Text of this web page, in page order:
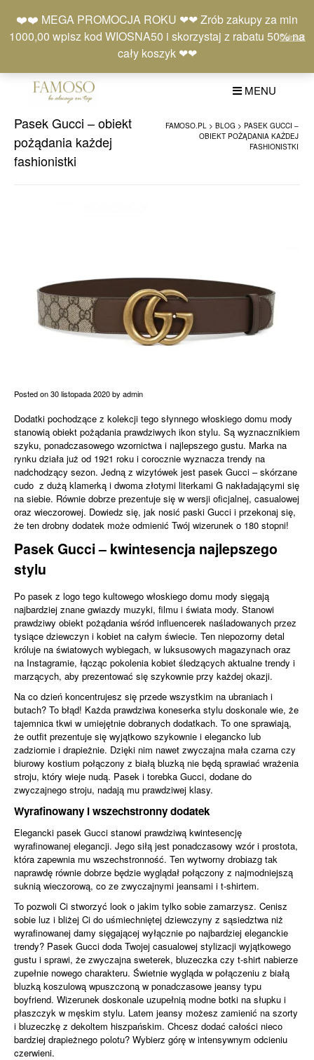
❤️❤️ MEGA PROMOCJA ROKU ❤❤ Zrób zakupy za min
1000,00 wpisz kod WIOSNA50 i skorzystaj z rabatu 50% na
cały koszyk ❤❤
Odrzuć
content
Moje
konto
Lista
życzeń
Koszyk
(0)
MENU
Pasek Gucci – obiekt
pożądania każdej
fashionistki
FAMOSO.PL > BLOG > PASEK GUCCI –
OBIEKT POŻĄDANIA KAŻDEJ
FASHIONISTKI
Posted on30 listopada 2020by admin
Dodatki pochodzące z kolekcji tego słynnego włoskiego domu mody
stanowią obiekt pożądania prawdziwych ikon stylu. Są wyznacznikiem
szyku, ponadczasowego wzornictwa i najlepszego gustu. Marka na
rynku działa już od 1921 roku i corocznie wyznacza trendy na
nadchodzący sezon. Jedną z wizytówek jest pasek Gucci – skórzane
cudo z dużą klamerką i dwoma złotymi literkami G nakładającymi się
na siebie. Równie dobrze prezentuje się w wersji oficjalnej, casualowej
oraz wieczorowej. Dowiedz się, jak nosić paski Gucci i przekonaj się,
że ten drobny dodatek może odmienić Twój wizerunek o 180 stopni!
Pasek Gucci – kwintesencja najlepszego
stylu
Po pasek z logo tego kultowego włoskiego domu mody sięgają
najbardziej znane gwiazdy muzyki, filmu i świata mody. Stanowi
prawdziwy obiekt pożądania wśród influencerek naśladowanych przez
tysiące dziewczyn i kobiet na całym świecie. Ten niepozorny detal
króluje na światowych wybiegach, w luksusowych magazynach oraz
na Instagramie, łącząc pokolenia kobiet śledzących aktualne trendy i
marzących, aby prezentować się szykownie przy każdej okazji.
Na co dzień koncentrujesz się przede wszystkim na ubraniach i
butach? To błąd! Każda prawdziwa koneserka stylu doskonale wie, że
tajemnica tkwi w umiejętnie dobranych dodatkach. To one sprawiają,
że outfit prezentuje się wyjątkowo szykownie i elegancko lub
zadziornie i drapieżnie. Dzięki nim nawet zwyczajna mała czarna czy
biurowy kostium połączony z białą bluzką nie będą sprawiać wrażenia
stroju, który wieje nudą. Pasek i torebka Gucci, dodane do
zwyczajnego stroju, nadają mu prawdziwej klasy.
Wyrafinowany i wszechstronny dodatek
Elegancki pasek Gucci stanowi prawdziwą kwintesencję
wyrafinowanej elegancji. Jego siłą jest ponadczasowy wzór i prostota,
która zapewnia mu wszechstronność. Ten wytworny drobiazg tak
naprawdę równie dobrze będzie wyglądał połączony z najmodniejszą
suknią wieczorową, co ze zwyczajnymi jeansami i t-shirtem.
To pozwoli Ci stworzyć look o jakim tylko sobie zamarzysz. Cenisz
sobie luz i bliżej Ci do uśmiechniętej dziewczyny z sąsiedztwa niż
wyrafinowanej damy sięgającej wyłącznie po najbardziej eleganckie
trendy? Pasek Gucci doda Twojej casualowej stylizacji wyjątkowego
gustu i sprawi, że zwyczajna sweterek, bluzeczka czy t-shirt nabierze
zupełnie nowego charakteru. Świetnie wygląda w połączeniu z białą
bluzką koszulową wpuszczoną w ponadczasowe jeansy typu
boyfriend. Wizerunek doskonale uzupełnią modne botki na słupku i
płaszczyk w męskim stylu. Latem jeansy możesz zamienić na szorty
i bluzeczkę z dekoltem hiszpańskim. Chcesz dodać całości nieco
bardziej drapieżnego polotu? Wybierz górę w intensywnym odcieniu
czerwieni.